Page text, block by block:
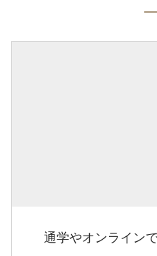
通学やオンライン